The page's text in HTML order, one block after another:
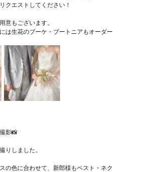
クエストしてください！
意もございます。
は生花のブーケ・ブートニアもオーダー
影📸
りしました。
の色に合わせて、新郎様もベスト・ネク